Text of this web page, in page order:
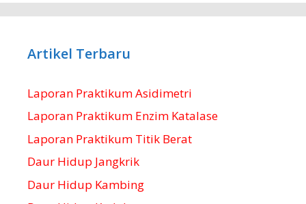
Artikel Terbaru
Laporan Praktikum Asidimetri
Laporan Praktikum Enzim Katalase
Laporan Praktikum Titik Berat
Daur Hidup Jangkrik
Daur Hidup Kambing